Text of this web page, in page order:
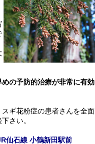
の予防的治療が非常に有効
スギ花粉症の患者さんを全面
さい。
仙石線 小鶴新田駅前